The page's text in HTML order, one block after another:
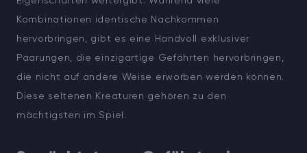
Kombinationen identische Nachkommen
hervorbringen, gibt es eine Handvoll exklusiver
Paarungen, die einzigartige Gefährten hervorbringen,
die nicht auf andere Weise erworben werden können.
Diese seltenen Kreaturen gehören zu den
mächtigsten im Spiel.